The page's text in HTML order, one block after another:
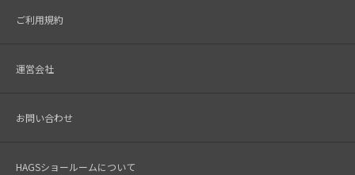
ご利用規約
運営会社
お問い合わせ
HAGSショールームについて